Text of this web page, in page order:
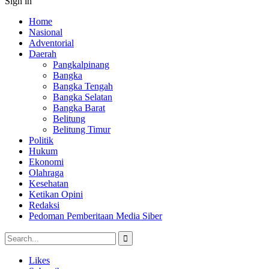
Home
Nasional
Adventorial
Daerah
Pangkalpinang
Bangka
Bangka Tengah
Bangka Selatan
Bangka Barat
Belitung
Belitung Timur
Politik
Hukum
Ekonomi
Olahraga
Kesehatan
Ketikan Opini
Redaksi
Pedoman Pemberitaan Media Siber
Likes